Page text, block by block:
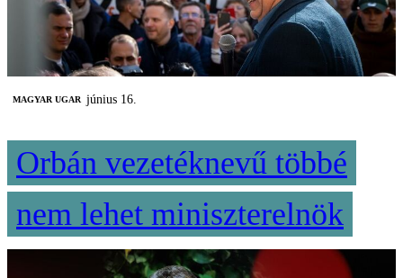
MAGYAR UGAR június 16.
Orbán vezetéknevű többé
nem lehet miniszterelnök